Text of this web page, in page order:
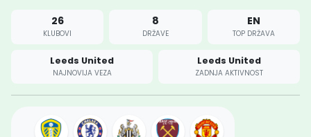
26
KLUBOVI
8
DRŽAVE
EN
TOP DRŽAVA
Leeds United
NAJNOVIJA VEZA
Leeds United
ZADNJA AKTIVNOST